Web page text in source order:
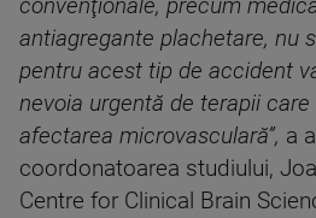
convenţionale, precum
antiagregante plachetare, nu
pentru acest tip de accident
nevoia urgentă de terapii
afectarea microvasculară”, a
coordonatoarea studiului,
Centre for Clinical Brain